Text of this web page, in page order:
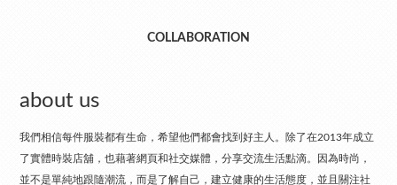
COLLABORATION
about us
我們相信每件服裝都有生命，希望他們都會找到好主人。除了在2013年成立
了實體時裝店舖，也藉著網頁和社交媒體，分享交流生活點滴。因為時尚，
並不是單純地跟隨潮流，而是了解自己，建立健康的生活態度，並且關注社